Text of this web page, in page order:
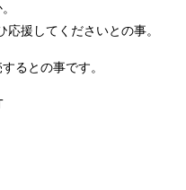
援してくださいとの事。
るとの事です。